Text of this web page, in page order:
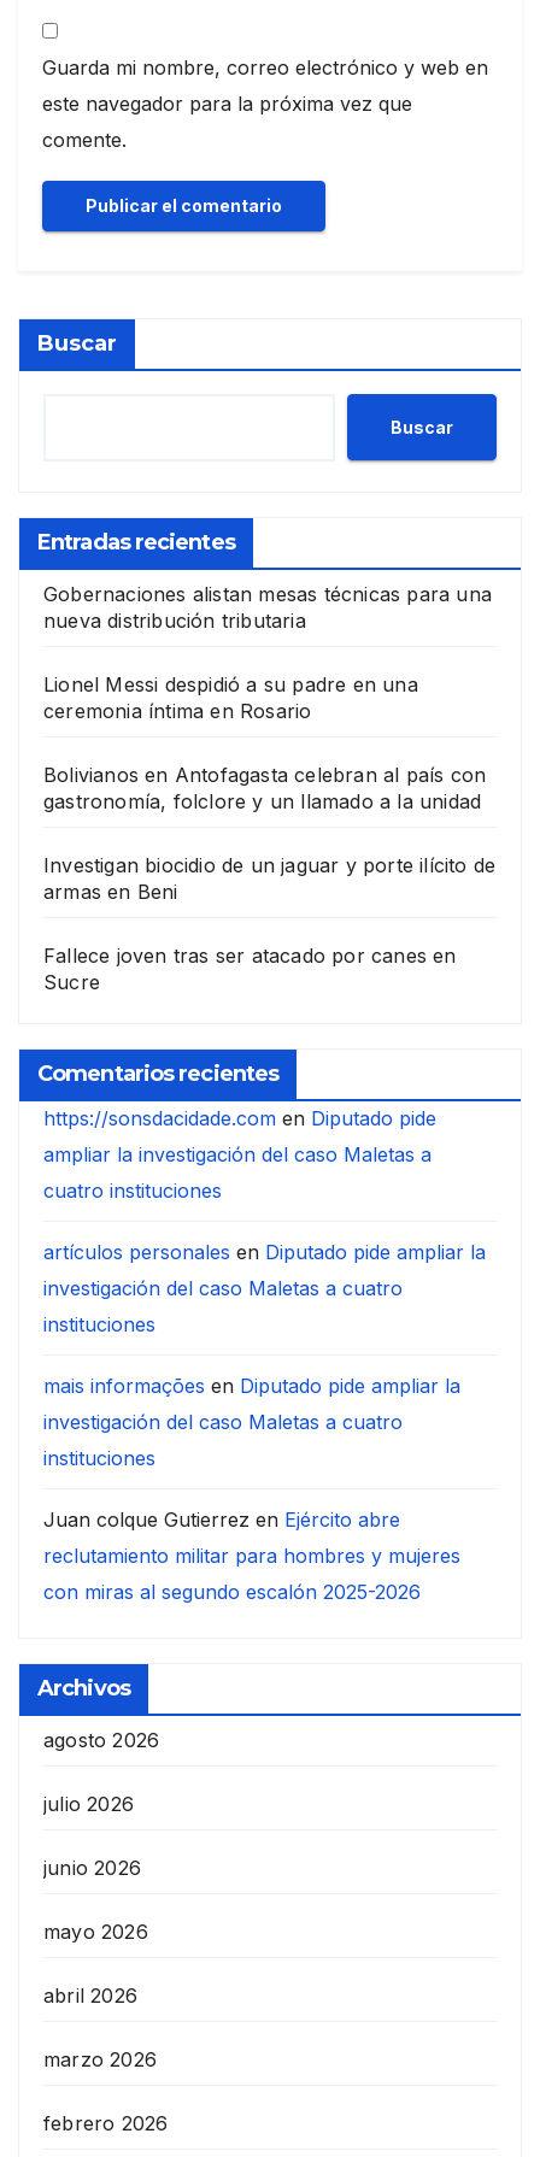
Guarda mi nombre, correo electrónico y web en
este navegador para la próxima vez que
comente.
Buscar
Buscar
Entradas recientes
Gobernaciones alistan mesas técnicas para una
nueva distribución tributaria
Lionel Messi despidió a su padre en una
ceremonia íntima en Rosario
Bolivianos en Antofagasta celebran al país con
gastronomía, folclore y un llamado a la unidad
Investigan biocidio de un jaguar y porte ilícito de
armas en Beni
Fallece joven tras ser atacado por canes en
Sucre
Comentarios recientes
https://sonsdacidade.com en Diputado pide
ampliar la investigación del caso Maletas a
cuatro instituciones
artículos personales en Diputado pide ampliar la
investigación del caso Maletas a cuatro
instituciones
mais informações en Diputado pide ampliar la
investigación del caso Maletas a cuatro
instituciones
Juan colque Gutierrez en Ejército abre
reclutamiento militar para hombres y mujeres
con miras al segundo escalón 2025-2026
Archivos
agosto 2026
julio 2026
junio 2026
mayo 2026
abril 2026
marzo 2026
febrero 2026